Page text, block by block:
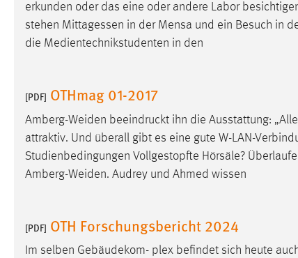
erkunden oder das eine oder andere Labor
stehen Mittagessen in der Mensa und ein Besuch in
die Medientechnikstudenten in den
[PDF] OTHmag 01-2017
Amberg-Weiden beeindruckt ihn die Ausstattung:
attraktiv. Und überall gibt es eine gute W-LAN-
Studienbedingungen Vollgestopfte Hörsäle?
Amberg-Weiden. Audrey und Ahmed wissen
[PDF] OTH Forschungsbericht 2024
Im selben Gebäudekom- plex befindet sich heute
Sprachpräferenz
Name: site-language-preference
Chat
Name:
MibewSessionID, MIBEW_UserID,
Zweck:
Wird benötigt um die Chatfunktion
nutzen zu können.